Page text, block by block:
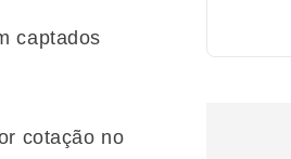
captados
cotação no